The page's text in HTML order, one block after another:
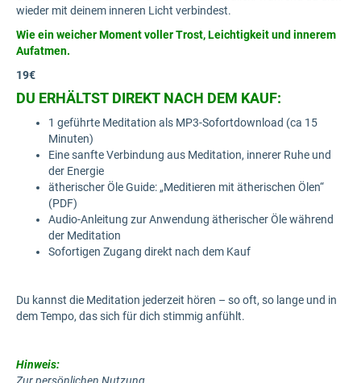
wieder mit deinem inneren Licht verbindest.
Wie ein weicher Moment voller Trost, Leichtigkeit und innerem
Aufatmen.
19€
DU ERHÄLTST DIREKT NACH DEM KAUF:
1 geführte Meditation als MP3-Sofortdownload (ca 15
Minuten)
Eine sanfte Verbindung aus Meditation, innerer Ruhe und
der Energie
ätherischer Öle Guide: „Meditieren mit ätherischen Ölen“
(PDF)
Audio-Anleitung zur Anwendung ätherischer Öle während
der Meditation
Sofortigen Zugang direkt nach dem Kauf
Du kannst die Meditation jederzeit hören – so oft, so lange und in
dem Tempo, das sich für dich stimmig anfühlt.
Hinweis: